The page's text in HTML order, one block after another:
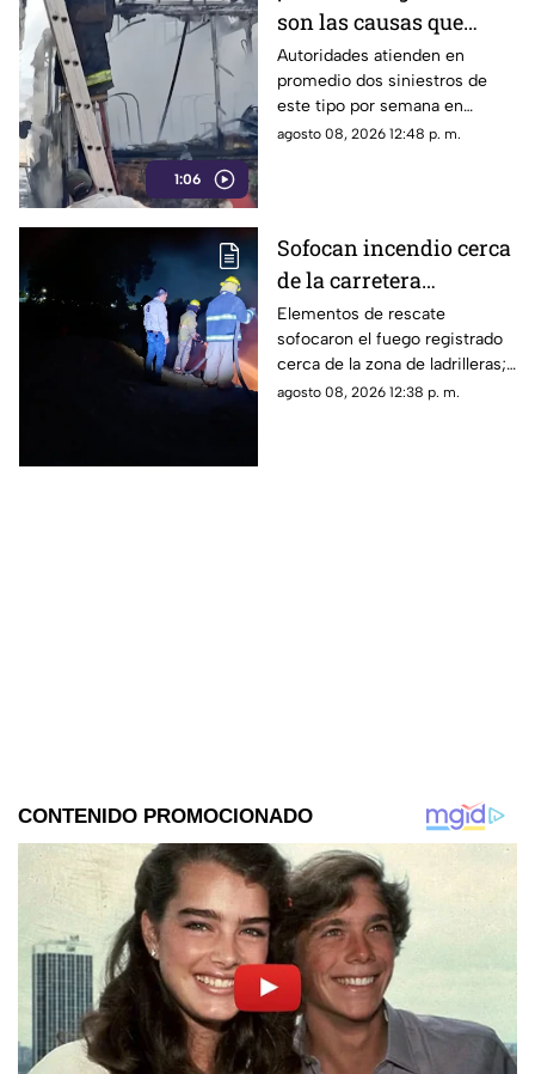
1:06
son las causas que
provocan incendios en
vehículos
Autoridades atienden en
promedio dos siniestros de
este tipo por semana en
Torreón. La falta de
agosto 08, 2026 12:48 p. m.
Sofocan incendio cerca
de la carretera
Matamoros-Torreón:
IMÁGENES
Elementos de rescate
sofocaron el fuego registrado
cerca de la zona de ladrilleras;
no se reportaron personas
agosto 08, 2026 12:38 p. m.